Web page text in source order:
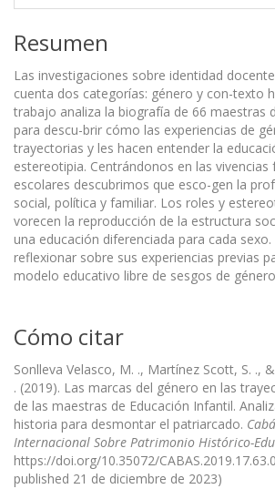
Resumen
Las investigaciones sobre identidad
cuenta dos categorías: género y con-texto
trabajo analiza la biografía de 66 maestras
para descu-brir cómo las experiencias de
trayectorias y les hacen entender la
estereotipia. Centrándonos en las vivencias
escolares descubrimos que esco-gen la
social, política y familiar. Los roles y
vorecen la reproducción de la estructura
una educación diferenciada para cada
reflexionar sobre sus experiencias previas
modelo educativo libre de sesgos de
Cómo citar
Sonlleva Velasco, M. ., Martínez Scott, S. .,
. (2019). Las marcas del género en las
de las maestras de Educación Infantil.
historia para desmontar el patriarcado.
Internacional Sobre Patrimonio Histórico-
https://doi.org/10.35072/
published 21 de diciembre de 2023)